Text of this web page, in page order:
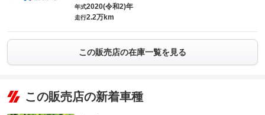
年式2020(令和2)年
走行2.2万km
この販売店の在庫一覧を見る
この販売店の新着車種